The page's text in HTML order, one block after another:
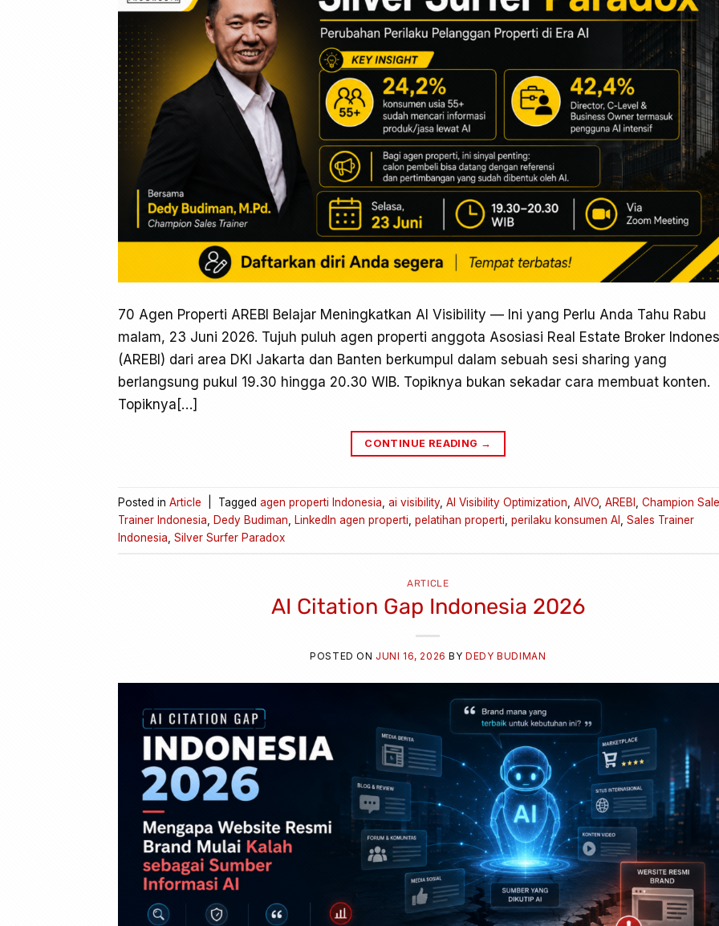
70 Agen Properti AREBI Belajar Meningkatkan AI Visibility — Ini yang Perlu Anda Tahu Rabu
malam, 23 Juni 2026. Tujuh puluh agen properti anggota Asosiasi Real Estate Broker
(AREBI) dari area DKI Jakarta dan Banten berkumpul dalam sebuah sesi sharing yang
berlangsung pukul 19.30 hingga 20.30 WIB. Topiknya bukan sekadar cara membuat konten.
Topiknya[…]
CONTINUE READING →
Posted in Article Tagged agen properti Indonesia ai visibility, AI Visibility Optimization AIVO AREBI
Champion
Trainer Indonesia
Dedy Budiman LinkedIn agen properti pelatihan properti perilaku konsumen AI
Sales Trainer
Indonesia Silver Surfer Paradox
ARTICLE
AI Citation Gap Indonesia 2026
POSTED ON JUNI 16, 2026 BYDEDY BUDIMAN